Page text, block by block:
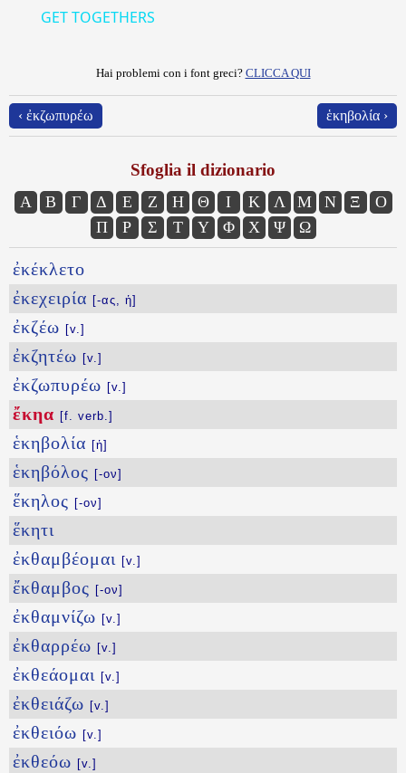
GET TOGETHERS
Hai problemi con i font greci? CLICCA QUI
‹ ἐκζωπυρέω ἑκηβολία ›
Sfoglia il dizionario
Α Β Γ Δ Ε Ζ Η Θ Ι Κ Λ Μ Ν Ξ
Ο
Π
Ρ Σ Τ Υ Φ Χ Ψ Ω
ἐκέκλετο
ἐκεχειρία [-ας, ἡ]
ἐκζέω [v.]
ἐκζητέω [v.]
ἐκζωπυρέω [v.]
ἔκηα [f. verb.]
ἑκηβολία [ἡ]
ἑκηβόλος [-ον]
ἕκηλος [-ον]
ἕκητι
ἐκθαμβέομαι
[v.]
ἔκθαμβος [-ον]
ἐκθαμνίζω [v.]
ἐκθαρρέω [v.]
ἐκθεάομαι [v.]
ἐκθειάζω [v.]
ἐκθειόω [v.]
ἐκθεόω [v.]